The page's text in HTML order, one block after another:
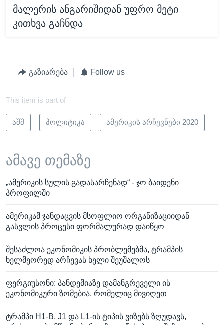
მალერის ანგარიშიდან უფრო მეტი
კითხვა გაჩნდა
გაზიარება Follow us
This item is part of
აშშ პოლიტიკა ამერიკის არჩევნები 2020
ამავე თემაზე
„ამერიკის სულის გადასარჩენად“ - ჯო ბაიდენი
პროფილში
ამერიკამ ჯანდაცვის მსოფლიო ორგანიზაციიდან
გასვლის პროცესი ფორმალურად დაიწყო
შესაძლოა ეკონომიკის პრობლემებმა, ტრამპის
ხელმეორედ არჩევას ხელი შეუშალოს
ფერგიუსონი: პანდემიაზე დამანგრეველი ის
ეკონომიკური ზომებია, რომელიც მივიღეთ
ტრამპი H1-B, J1 და L1-ის ტიპის ვიზებს ზღუდავს,